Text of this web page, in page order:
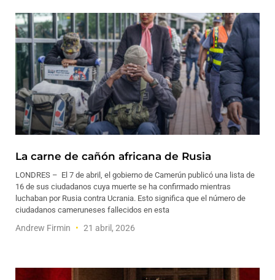
La carne de cañón africana de Rusia
LONDRES – El 7 de abril, el gobierno de Camerún publicó una lista de
16 de sus ciudadanos cuya muerte se ha confirmado mientras
luchaban por Rusia contra Ucrania. Esto significa que el número de
ciudadanos cameruneses fallecidos en esta
Andrew Firmin 21 abril, 2026